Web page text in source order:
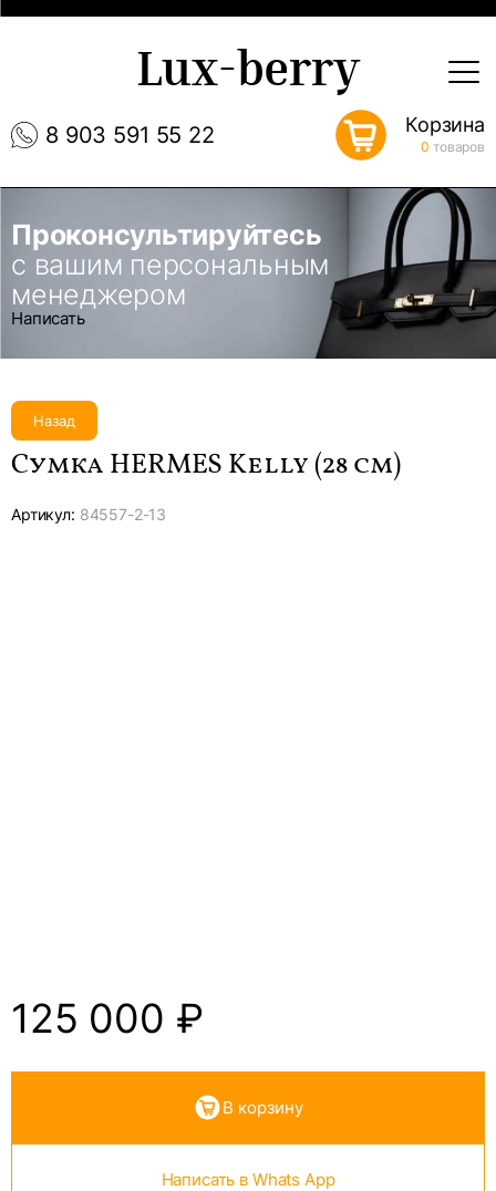
8 903 591 55 22
Lux-berry
Корзина
0 товаров
Проконсультируйтесь
с вашим персональным
менеджером
Написать
Назад
Сумка HERMES Kelly (28 см)
Артикул: 84557-2-13
125 000 ₽
В корзину
Написать в Whats App